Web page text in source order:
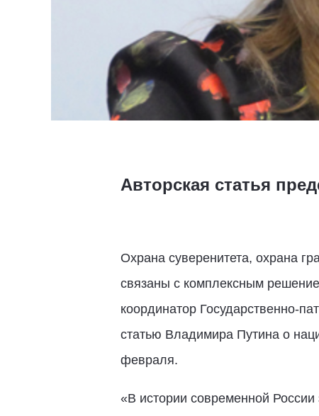
Авторская статья
Охрана суверенитета, охрана
связаны с комплексным
координатор Государственно-
статью Владимира Путина о
февраля.
«В истории современной